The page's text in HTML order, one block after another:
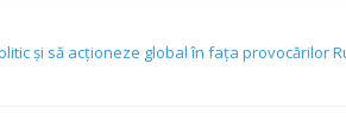
și să acționeze global în fața provocărilor